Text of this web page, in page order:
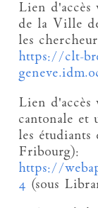
Lien d'accès
de la Ville
les
https://clt-
Lien d'accès
cantonale et
les
Fribourg):
https://
4 (sous